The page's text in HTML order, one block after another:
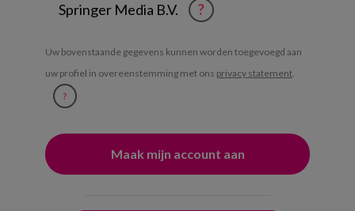
Springer Media B.V.
?
Uw bovenstaande gegevens kunnen worden toegevoegd aan
uw profiel in overeenstemming met ons privacy statement.
?